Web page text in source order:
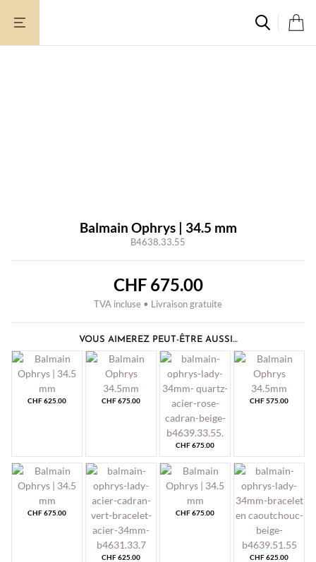
Balmain Ophrys | 34.5 mm
B4638.33.55
CHF675.00
TVA incluse • Livraison gratuite
VOUS AIMEREZ PEUT-ÊTRE AUSSI…
CHF625.00 CHF675.00
CHF675.00
CHF575.00
CHF675.00
CHF625.00
CHF675.00
CHF625.00